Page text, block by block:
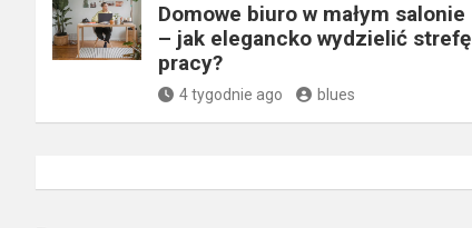
Domowe biuro w małym salonie
– jak elegancko wydzielić strefę
pracy?
4 tygodnie ago blues